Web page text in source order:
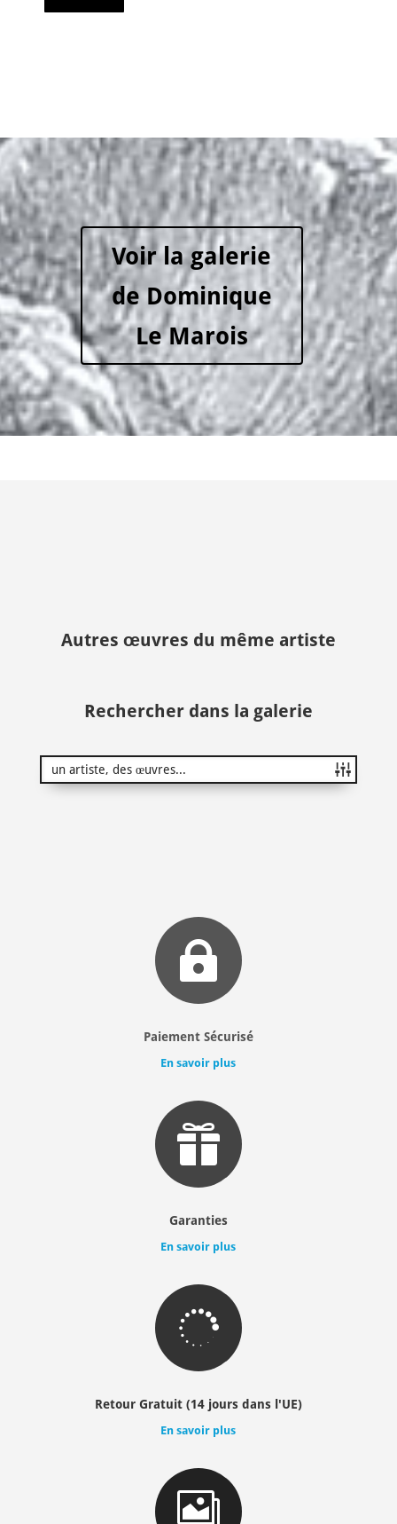
Voir la galerie
de Dominique
Le Marois
Autres œuvres du même artiste
Rechercher dans la galerie

Paiement Sécurisé
En savoir plus

Garanties
En savoir plus

Retour Gratuit (14 jours dans l'UE)
En savoir plus
